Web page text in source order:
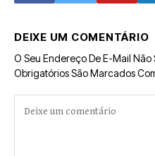
DEIXE UM COMENTÁRIO
O Seu Endereço De E-Mail Não
Obrigatórios São Marcados